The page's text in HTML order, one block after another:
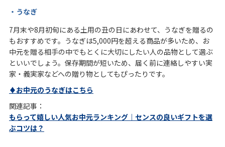
・うなぎ
7月末や8月初旬にある土用の丑の日にあわせて、うなぎを贈るの
もおすすめです。うなぎは5,000円を超える商品が多いため、お
中元を贈る相手の中でもとくに大切にしたい人の品物として選ぶ
といいでしょう。保存期間が短いため、届く前に連絡しやすい実
家・義実家などへの贈り物としてもぴったりです。
♦お中元のうなぎはこちら
関連記事：
もらって嬉しい人気お中元ランキング｜センスの良いギフトを選
ぶコツは？